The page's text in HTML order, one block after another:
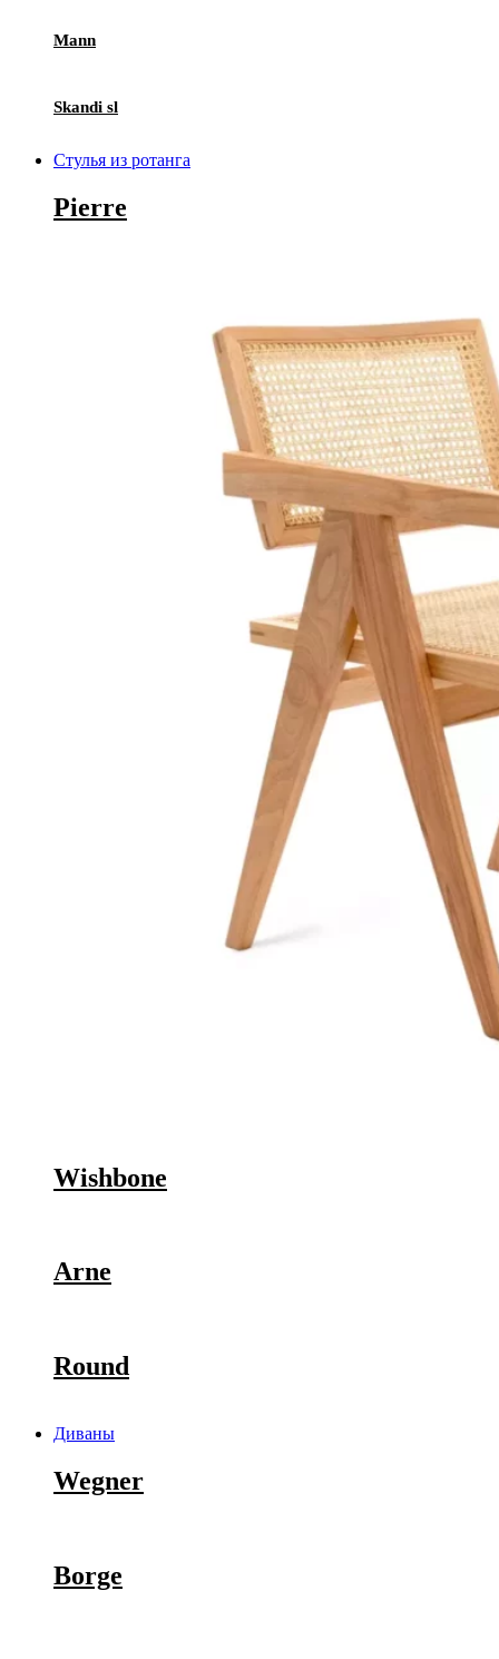
Mann
Skandi sl
Стулья из ротанга
Pierre
Wishbone
Arne
Round
Диваны
Wegner
Borge